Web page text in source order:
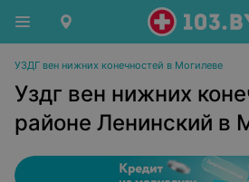
УЗДГ вен нижних конечностей в Могилеве
Уздг вен нижних
районе Ленинский в